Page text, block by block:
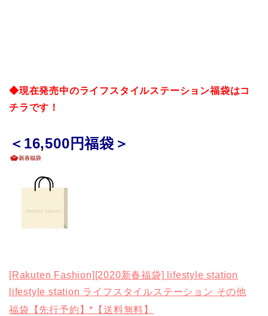
◆現在発売中のライフスタイルステーション福袋はコ
チラです！
＜16,500円福袋＞
[Rakuten Fashion][2020新春福袋] lifestyle station
lifestyle station ライフスタイルステーション その他
福袋【先行予約】*【送料無料】